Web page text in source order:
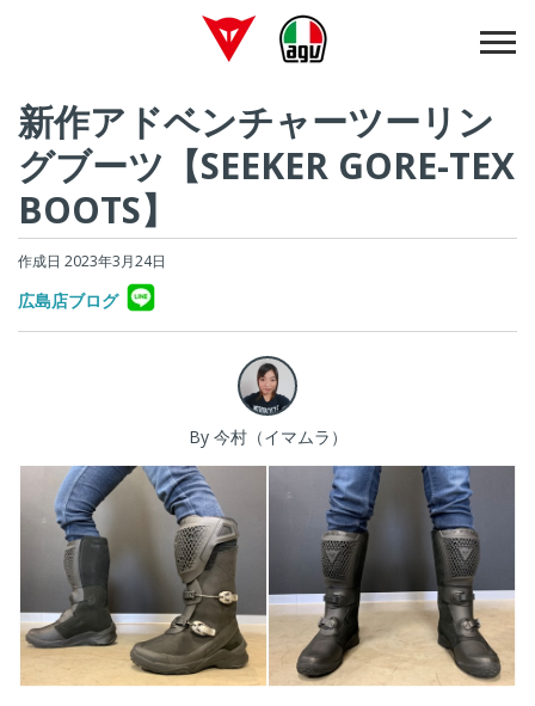
新作アドベンチャーツーリン
グブーツ【SEEKER GORE-TEX
BOOTS】
作成日 2023年3月24日
広島店ブログ
By 今村（イマムラ）